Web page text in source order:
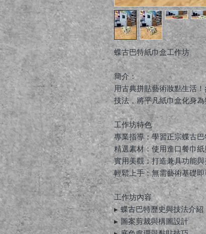
蝶古巴特紙巾盒工作坊
簡介：
用古典拼貼藝術妝點生活
技法，將平凡紙巾盒化身
工作坊特色
專業指導：學習正宗蝶古
精選素材：使用進口餐巾
實用美觀：打造兼具功能
輕鬆上手：無需藝術基礎
工作坊內容
▸ 蝶古巴特歷史與技法介紹
▸ 圖案剪裁與構圖設計